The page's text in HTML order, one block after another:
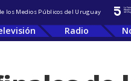
los Medios Públicos del Uruguay
Radio